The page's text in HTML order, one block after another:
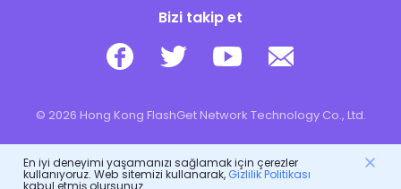
Bizi takip et
© 2026 Hong Kong FlashGet Network Technology Co., Ltd.
En iyi deneyimi yaşamanızı sağlamak için çerezler
kullanıyoruz. Web sitemizi kullanarak, Gizlilik Politikası
kabul etmiş olursunuz.